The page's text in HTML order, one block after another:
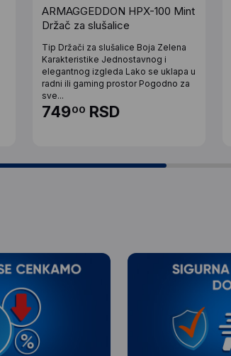
ARMAGGEDDON HPX-100 Mint
Držač za slušalice
Tip Držači za slušalice Boja Zelena
Karakteristike Jednostavnog i
elegantnog izgleda Lako se uklapa u
radni ili gaming prostor Pogodno za
sve...
74900 RSD